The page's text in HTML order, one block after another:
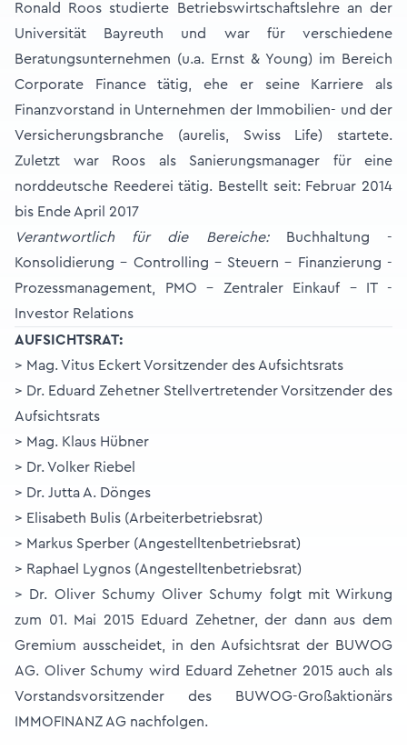
Ronald Roos studierte Betriebswirtschaftslehre an der
Universität Bayreuth und war für verschiedene
Beratungsunternehmen (u.a. Ernst & Young) im Bereich
Corporate Finance tätig, ehe er seine Karriere als
Finanzvorstand in Unternehmen der Immobilien- und der
Versicherungsbranche (aurelis, Swiss Life) startete.
Zuletzt war Roos als Sanierungsmanager für eine
norddeutsche Reederei tätig. Bestellt seit: Februar 2014
bis Ende April 2017
Verantwortlich für die Bereiche:Buchhaltung -
Konsolidierung - Controlling - Steuern - Finanzierung -
Prozessmanagement, PMO - Zentraler Einkauf - IT -
Investor Relations
AUFSICHTSRAT:
> Mag. Vitus Eckert Vorsitzender des Aufsichtsrats
> Dr. Eduard Zehetner Stellvertretender Vorsitzender des
Aufsichtsrats
> Mag. Klaus Hübner
> Dr. Volker Riebel
> Dr. Jutta A. Dönges
> Elisabeth Bulis (Arbeiterbetriebsrat)
> Markus Sperber (Angestelltenbetriebsrat)
> Raphael Lygnos (Angestelltenbetriebsrat)
> Dr. Oliver Schumy Oliver Schumy folgt mit Wirkung
zum 01. Mai 2015 Eduard Zehetner, der dann aus dem
Gremium ausscheidet, in den Aufsichtsrat der BUWOG
AG. Oliver Schumy wird Eduard Zehetner 2015 auch als
Vorstandsvorsitzender des BUWOG-Großaktionärs
IMMOFINANZ AG nachfolgen.